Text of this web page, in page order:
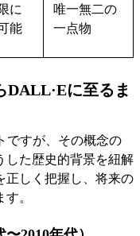
に
能
唯一無二の
一点物
に至るま
ですが、その概念の
した歴史的背景を紐解
正しく把握し、将来の
。